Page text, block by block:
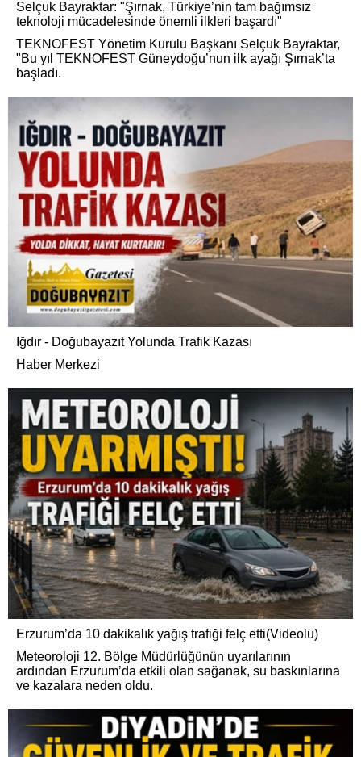
Selçuk Bayraktar: "Şırnak, Türkiye’nin tam bağımsız
teknoloji mücadelesinde önemli ilkleri başardı"
TEKNOFEST Yönetim Kurulu Başkanı Selçuk Bayraktar,
"Bu yıl TEKNOFEST Güneydoğu’nun ilk ayağı Şırnak’ta
başladı.
Iğdır - Doğubayazıt Yolunda Trafik Kazası
Haber Merkezi
Erzurum’da 10 dakikalık yağış trafiği felç etti(Videolu)
Meteoroloji 12. Bölge Müdürlüğünün uyarılarının
ardından Erzurum’da etkili olan sağanak, su baskınlarına
ve kazalara neden oldu.